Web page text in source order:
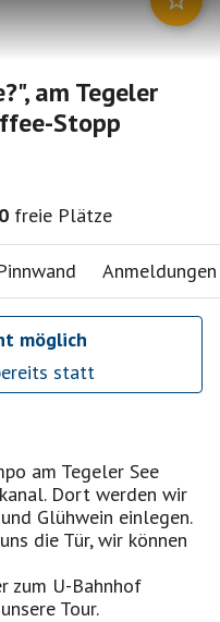
am Tegeler
Stopp
0 freie Plätze
Anmeldungen
möglich
statt
am Tegeler See
Dort werden wir
Glühwein einlegen.
die Tür, wir können
zum U-Bahnhof
Tour.